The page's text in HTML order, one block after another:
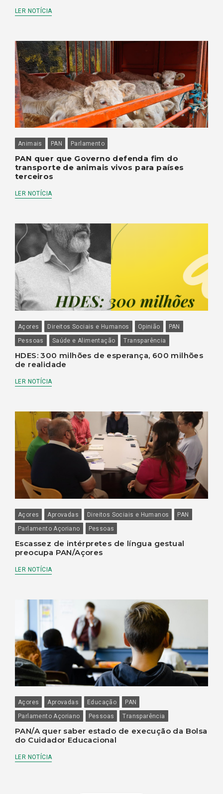
LER NOTÍCIA
Animais PAN Parlamento
PAN quer que Governo defenda fim do
transporte de animais vivos para países
terceiros
LER NOTÍCIA
Açores Direitos Sociais e Humanos Opinião
PAN
Pessoas
Saúde e Alimentação Transparência
HDES: 300 milhões de esperança, 600 milhões
de realidade
LER NOTÍCIA
Açores Aprovadas Direitos Sociais e Humanos
PAN
Parlamento Açoriano
Pessoas
Escassez de intérpretes de língua gestual
preocupa PAN/Açores
LER NOTÍCIA
Açores Aprovadas Educação
PAN
Parlamento Açoriano
Pessoas Transparência
PAN/A quer saber estado de execução da Bolsa
do Cuidador Educacional
LER NOTÍCIA